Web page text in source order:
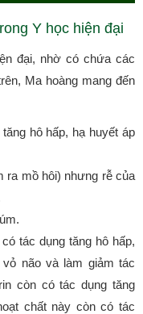
Y học hiện đại
đại, nhờ có chứa các
Ma hoàng mang đến
hô hấp, hạ huyết áp
ra mồ hôi) nhưng rễ của
tác dụng tăng hô hấp,
vỏ não và làm giảm tác
còn có tác dụng tăng
chất này còn có tác